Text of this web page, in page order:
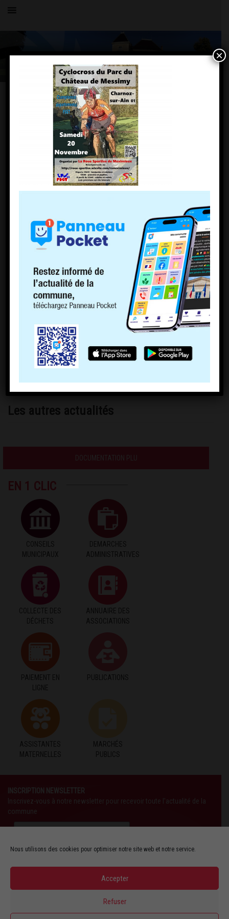
Nous utilisons des cookies pour optimiser notre site web et notre service.
Accepter
Refuser
Toutes les actualités
Affiche-Cyclo-1
2 novembre 2021
Les autres actualités
DOCUMENTATION PLU
EN 1 CLIC
CONSEILS
MUNICIPAUX
DEMARCHES
ADMINISTRATIVES
COLLECTE DES
DÉCHETS
ANNUAIRE DES
ASSOCIATIONS
PAIEMENT EN
LIGNE
PUBLICATIONS
ASSISTANTES
MATERNELLES
MARCHÉS
PUBLICS
INSCRIPTION NEWSLETTER
Inscrivez-vous à notre newsletter pour recevoir toute l'actualité de la
commune
SUIVEZ-NOUS AUSSI SUR :
YOUTUBE
×